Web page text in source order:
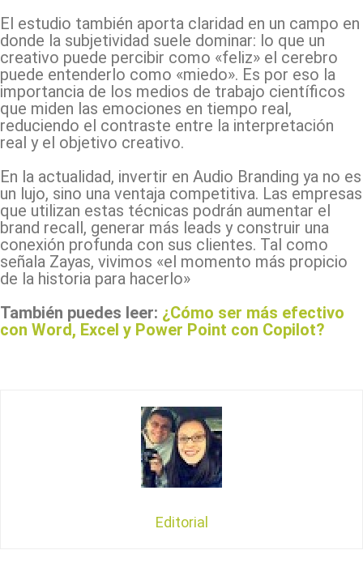
El estudio también aporta claridad en un campo en
donde la subjetividad suele dominar: lo que un
creativo puede percibir como «feliz» el cerebro
puede entenderlo como «miedo». Es por eso la
importancia de los medios de trabajo científicos
que miden las emociones en tiempo real,
reduciendo el contraste entre la interpretación
real y el objetivo creativo.
En la actualidad, invertir en Audio Branding ya no es
un lujo, sino una ventaja competitiva. Las empresas
que utilizan estas técnicas podrán aumentar el
brand recall, generar más leads y construir una
conexión profunda con sus clientes. Tal como
señala Zayas, vivimos «el momento más propicio
de la historia para hacerlo»
También puedes leer: ¿Cómo ser más efectivo
con Word, Excel y Power Point con Copilot?
Editorial